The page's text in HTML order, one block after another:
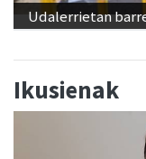
Udalerrietan
Ikusienak